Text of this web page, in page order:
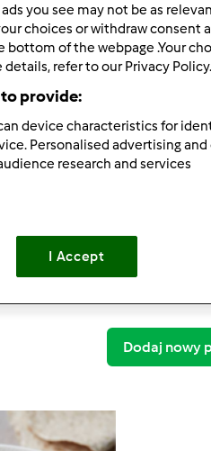
Burrito z Jackfruit, czerwoną
Burrito z Jackfruit, czerwoną
Dodaj nowy
you see may not be as
choices or withdraw consent
bottom of the webpage .Your
refer to our Privacy Policy.
provide:
device characteristics for
Personalised advertising
research and services
I Accept